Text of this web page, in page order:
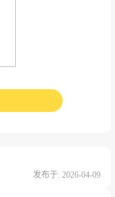
发布于: 2026-04-09